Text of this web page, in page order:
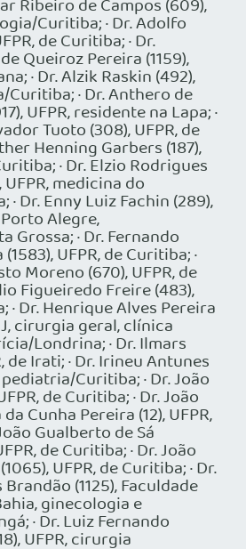
Ribeiro de Campos (609),
Curitiba; · Dr. Adolfo
de Curitiba; · Dr.
Queiroz Pereira (1159),
· Dr. Alzik Raskin (492),
Curitiba; · Dr. Anthero de
UFPR, residente na Lapa; ·
Tuoto (308), UFPR, de
Henning Garbers (187),
· Dr. Elzio Rodrigues
medicina do
Dr. Enny Luiz Fachin (289),
Alegre,
· Dr. Fernando
UFPR, de Curitiba; ·
Moreno (670), UFPR, de
Figueiredo Freire (483),
· Dr. Henrique Alves Pereira
cirurgia geral, clínica
Londrina; · Dr. Ilmars
de Irati; · Dr. Irineu Antunes
pediatria/Curitiba; · Dr. João
de Curitiba; · Dr. João
Cunha Pereira (12), UFPR,
Gualberto de Sá
de Curitiba; · Dr. João
UFPR, de Curitiba; · Dr.
(1125), Faculdade
ginecologia e
· Dr. Luiz Fernando
UFPR, cirurgia